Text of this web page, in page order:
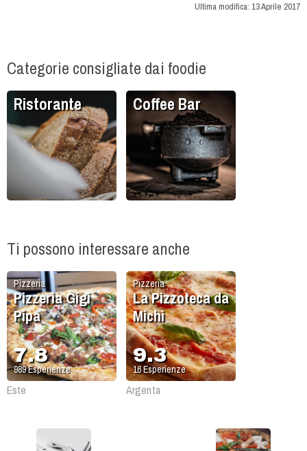
Ultima modifica: 13 Aprile 2017
Categorie consigliate dai foodie
Ristorante Coffee Bar
Ti possono interessare anche
Pizzeria
Pizzeria Gigi
Pipa
7.8
989Esperienze
Este
Pizzeria
La Pizzoteca da
Michi
9.3
16Esperienze
Argenta